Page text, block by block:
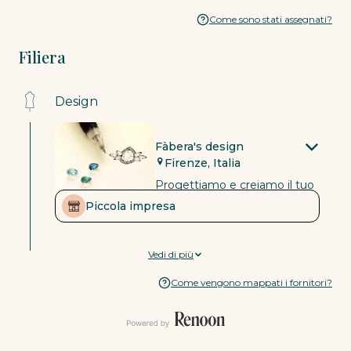
Come sono stati assegnati?
Filiera
Design
Fàbera's design
Firenze, Italia
Progettiamo e creiamo il tuo
nostro laboratorio orafo
Piccola impresa
Piccola impresa
Fenix Diamonds
Anversa, Belgio
In qualità di fornitore
Vedi di più
Come vengono mappati i fornitori?